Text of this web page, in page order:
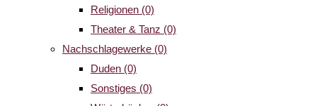
Religionen (0)
Theater & Tanz (0)
Nachschlagewerke (0)
Duden (0)
Sonstiges (0)